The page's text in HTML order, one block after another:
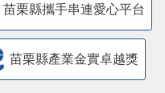
苗栗縣攜手串連愛心平台
苗栗縣產業金實卓越獎